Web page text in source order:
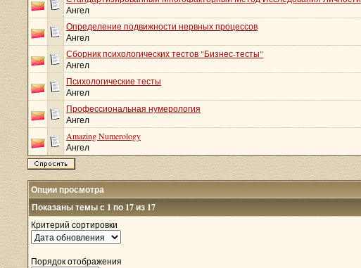
Ангел
Определение подвижности нервных процессов
Ангел
Сборник психологических тестов "Бизнес-тесты"
Ангел
Психологические тесты
Ангел
Профессиональная нумерология
Ангел
Amazing Numerology
Ангел
Опции просмотра
Показаны темы с 1 по 17 из 17
Критерий сортировки
Порядок отображения